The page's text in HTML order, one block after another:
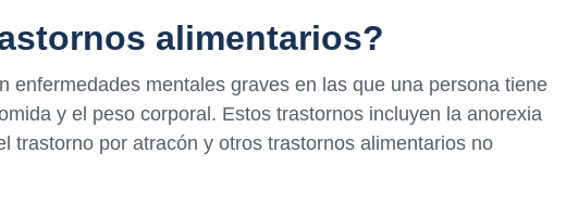
alimentarios?
enfermedades mentales graves en las que una persona tiene
y el peso corporal. Estos trastornos incluyen la anorexia
trastorno por atracón y otros trastornos alimentarios no